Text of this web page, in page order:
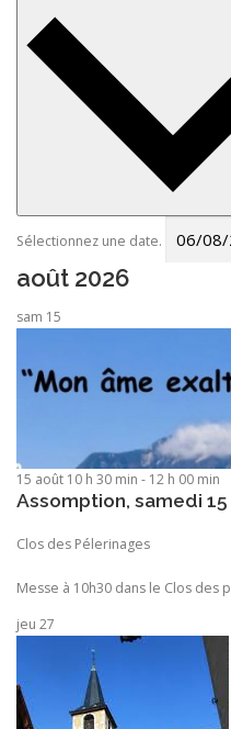
Sélectionnez une date.
août 2026
sam 15
15 août 10 h 30 min - 12 h 00 min
Assomption, samedi
Clos des Pélerinages
Messe à 10h30 dans le Clos des
jeu 27